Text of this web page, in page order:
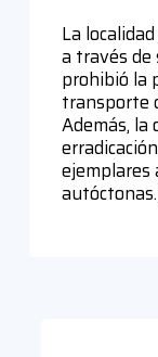
La
a través de
prohibió la
transporte
Además, la
ejemplares